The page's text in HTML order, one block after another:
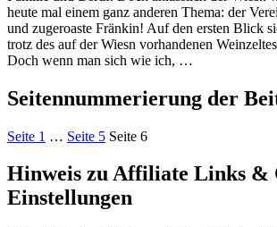
heute mal einem ganz anderen Thema: der
und zugeroaste Fränkin! Auf den ersten Blick
trotz des auf der Wiesn vorhandenen
Doch wenn man sich wie ich, …
Seitennummerierung der
Seite 1 … Seite 5 Seite 6
Hinweis zu Affiliate Links &
Einstellungen